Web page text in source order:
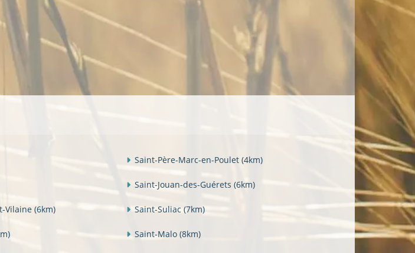
Saint-Père-Marc-en-Poulet (4km)
Saint-Jouan-des-Guérets (6km)
Vilaine (6km) Saint-Suliac (7km)
Saint-Malo (8km)